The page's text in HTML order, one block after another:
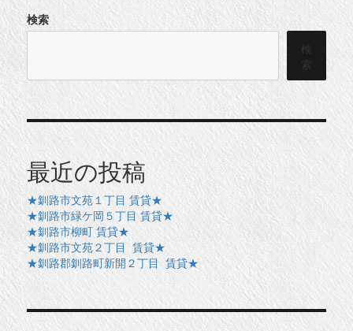
検索
検
索
最近の投稿
★釧路市文苑１丁目 賃貸★
★釧路市緑ケ岡５丁目 賃貸★
★釧路市柳町 賃貸★
★釧路市文苑２丁目 賃貸★
★釧路郡釧路町新開２丁目 賃貸★